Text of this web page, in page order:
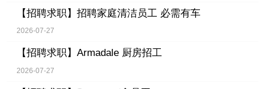
【招聘求职】 招聘家庭清洁员工 必需有车
2026-07-27
【招聘求职】 Armadale 厨房招工
2026-07-27